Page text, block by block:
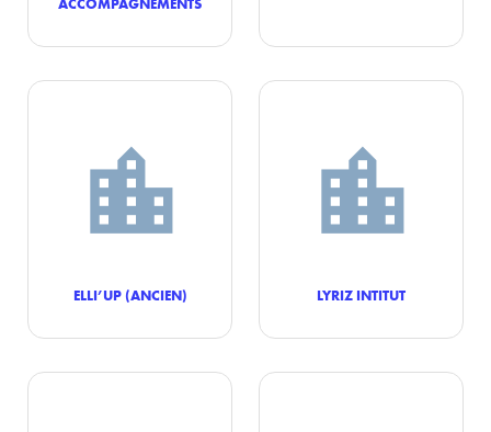
ELLI’UP (ANCIEN) LYRIZ INTITUT